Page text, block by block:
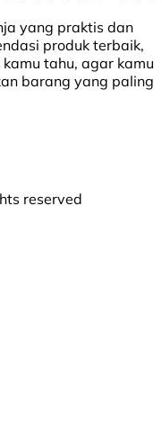
yang praktis dan
produk terbaik,
tahu, agar kamu
barang yang paling
reserved